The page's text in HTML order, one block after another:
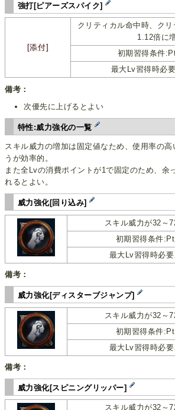
強打[ピアーズスパイク]
[添付]
クリティカル命中時、ク
1.12倍に
初期習得条件
最大Lv習得時必
備考：
次優先に上げるとよい
特性:威力強化の一覧
スキル威力の増加は固定値なため、使用率の
うが効率的。
また全Lvの消費ポイントが1で固定のため、余
れるとよい。
威力強化[回り込み]
スキル威力が32～
初期習得条件
最大Lv習得時必
備考：
威力強化[ディスターブジャンプ]
スキル威力が32～
初期習得条件
最大Lv習得時必
備考：
威力強化[スピニングリッパー]
スキル威力が32～